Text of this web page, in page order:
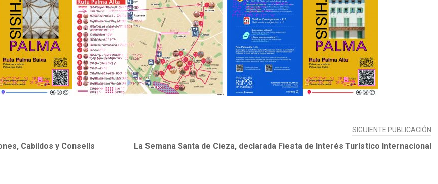
Cabildos y Consells
SIGUIENTE PUBLICACIÓN
La Semana Santa de Cieza, declarada Fiesta de Interés Turístico Internacional